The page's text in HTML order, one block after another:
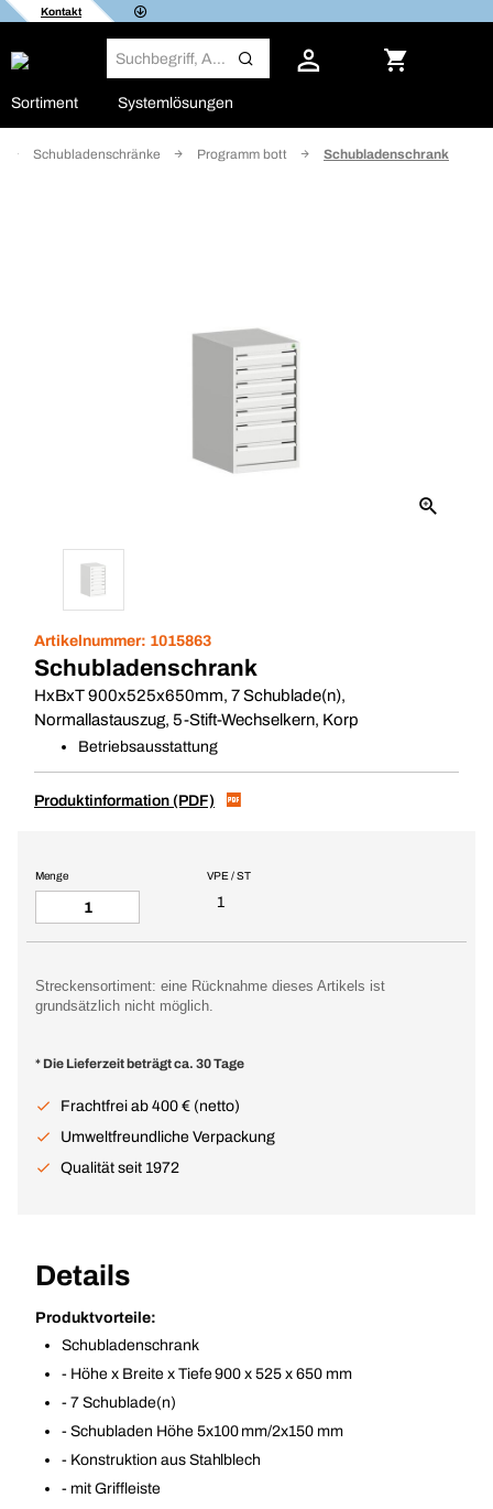
Kontakt
Sortiment Systemlösungen
Schubladenschränke Programm bott Schubladenschrank
Artikelnummer: 1015863
Schubladenschrank
HxBxT 900x525x650mm, 7 Schublade(n),
Normallastauszug, 5-Stift-Wechselkern, Korp
Betriebsausstattung
Produktinformation (PDF)
VPE / ST
1
Menge
Streckensortiment: eine Rücknahme dieses Artikels ist
grundsätzlich nicht möglich.
* Die Lieferzeit beträgt ca. 30 Tage
Frachtfrei ab 400 € (netto)
Umweltfreundliche Verpackung
Qualität seit 1972
Details
Produktvorteile:
Schubladenschrank
- Höhe x Breite x Tiefe 900 x 525 x 650 mm
- 7 Schublade(n)
- Schubladen Höhe 5x100 mm/2x150 mm
- Konstruktion aus Stahlblech
- mit Griffleiste